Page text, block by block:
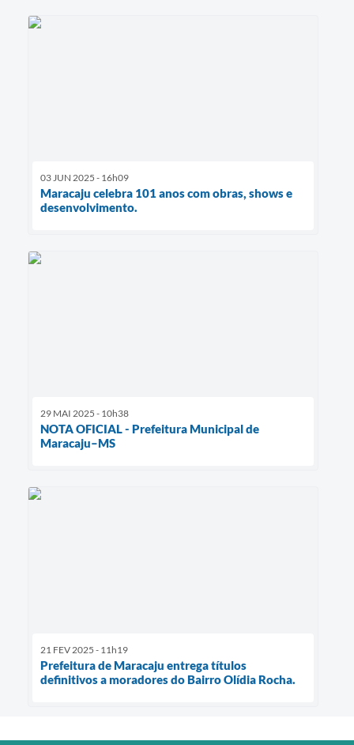
03 JUN 2025 - 16h09
Maracaju celebra 101 anos com obras, shows e
desenvolvimento.
29 MAI 2025 - 10h38
NOTA OFICIAL - Prefeitura Municipal de
Maracaju–MS
21 FEV 2025 - 11h19
Prefeitura de Maracaju entrega títulos
definitivos a moradores do Bairro Olídia Rocha.